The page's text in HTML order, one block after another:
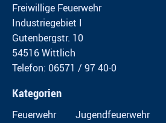
Freiwillige Feuerwehr
Industriegebiet I
Gutenbergstr. 10
54516 Wittlich
Telefon: 06571 / 97 40-0
Kategorien
Feuerwehr Jugendfeuerwehr